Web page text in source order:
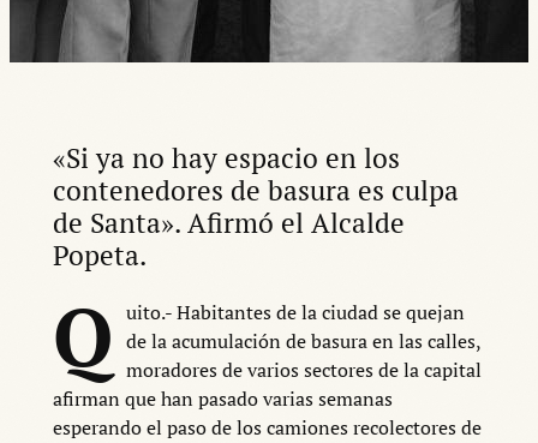
«Si ya no hay espacio en los
contenedores de basura es culpa
de Santa». Afirmó el Alcalde
Popeta.
Q
uito.- Habitantes de la ciudad se quejan
de la acumulación de basura en las calles,
moradores de varios sectores de la capital
afirman que han pasado varias semanas
esperando el paso de los camiones recolectores de